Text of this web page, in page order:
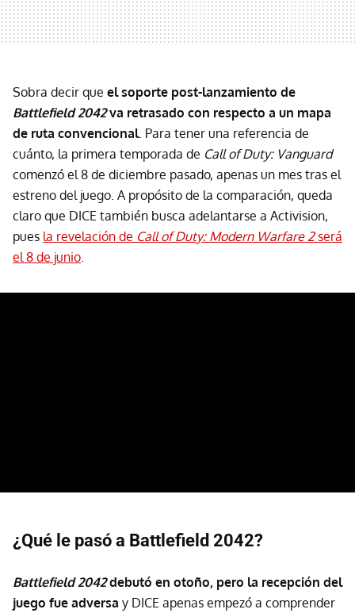
Sobra decir que el soporte post-lanzamiento de
Battlefield 2042va retrasado con respecto a un mapa
de ruta convencional. Para tener una referencia de
cuánto, la primera temporada de Call of Duty: Vanguard
comenzó el 8 de diciembre pasado, apenas un mes tras el
estreno del juego. A propósito de la comparación, queda
claro que DICE también busca adelantarse a Activision,
pues la revelación de Call of Duty: Modern Warfare 2será
el 8 de junio
¿Qué le pasó a Battlefield 2042?
Battlefield 2042debutó en otoño, pero la recepción del
juego fue adversa y DICE apenas empezó a comprender